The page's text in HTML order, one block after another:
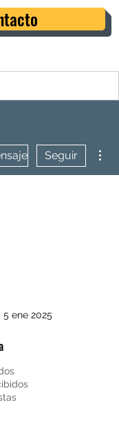
Seguir
ene 2025